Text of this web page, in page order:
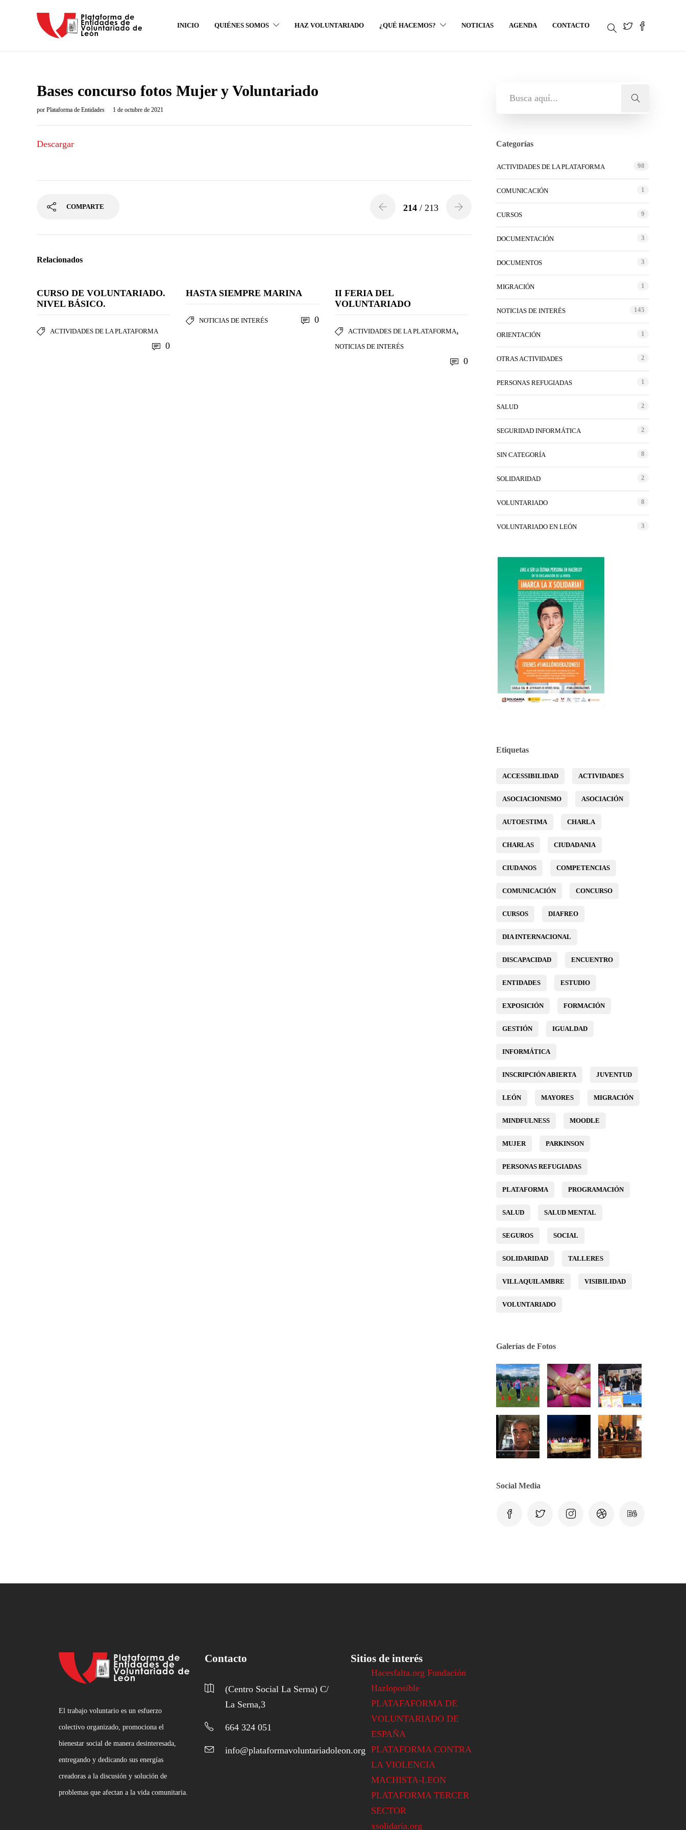
INICIO QUIÉNES SOMOS HAZ VOLUNTARIADO ¿QUÉ HACEMOS? NOTICIAS AGENDA CONTACTO
Bases concurso fotos Mujer y Voluntariado
por Plataforma de Entidades 1 de octubre de 2021
Descargar
COMPARTE 214 / 213
Relacionados
CURSO DE VOLUNTARIADO.
NIVEL BÁSICO.
ACTIVIDADES DE LA PLATAFORMA
0
HASTA SIEMPRE MARINA
NOTICIAS DE INTERÉS 0
II FERIA DEL
VOLUNTARIADO
ACTIVIDADES DE LA PLATAFORMA,
NOTICIAS DE INTERÉS
0
Categorías
ACTIVIDADES DE LA PLATAFORMA 98
COMUNICACIÓN 1
CURSOS 9
DOCUMENTACIÓN 3
DOCUMENTOS 3
MIGRACIÓN 1
NOTICIAS DE INTERÉS 145
ORIENTACIÓN 1
OTRAS ACTIVIDADES 2
PERSONAS REFUGIADAS 1
SALUD 2
SEGURIDAD INFORMÁTICA 2
SIN CATEGORÍA 8
SOLIDARIDAD 2
VOLUNTARIADO 8
VOLUNTARIADO EN LEÓN 3
Etiquetas
ACCESSIBILIDAD ACTIVIDADES
ASOCIACIONISMO ASOCIACIÓN
AUTOESTIMA CHARLA
CHARLAS CIUDADANIA
CIUDANOS COMPETENCIAS
COMUNICACIÓN CONCURSO
CURSOS DIAFREO
DIA INTERNACIONAL
DISCAPACIDAD ENCUENTRO
ENTIDADES ESTUDIO
EXPOSICIÓN FORMACIÓN
GESTIÓN IGUALDAD
INFORMÁTICA
INSCRIPCIÓN ABIERTA JUVENTUD
LEÓN MAYORES MIGRACIÓN
MINDFULNESS MOODLE
MUJER PARKINSON
PERSONAS REFUGIADAS
PLATAFORMA PROGRAMACIÓN
SALUD SALUD MENTAL
SEGUROS SOCIAL
SOLIDARIDAD TALLERES
VILLAQUILAMBRE VISIBILIDAD
VOLUNTARIADO
Galerías de Fotos
Social Media
El trabajo voluntario es un esfuerzo
colectivo organizado, promociona el
bienestar social de manera desinteresada,
entregando y dedicando sus energías
creadoras a la discusión y solución de
problemas que afectan a la vida comunitaria.
Contacto
(Centro Social La Serna) C/
La Serna,3
664 324 051
info@plataformavoluntariadoleon.org
Sitios de interés
Hacesfalta.org Fundación
Hazloposible
PLATAFAFORMA DE
VOLUNTARIADO DE
ESPAÑA
PLATAFORMA CONTRA
LA VIOLENCIA
MACHISTA-LEON
PLATAFORMA TERCER
SECTOR
xsolidaria.org